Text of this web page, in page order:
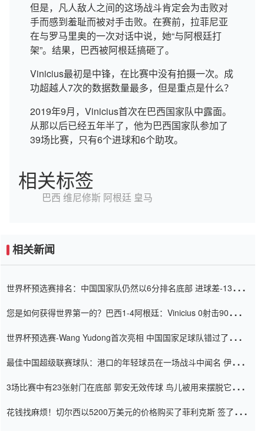
但是，凡人敌人之间的这场战斗肯定会为击败对
手而感到羞耻而被对手击败。在赛前，拉菲尼亚
在与罗马里奥的一次对话中说，她“与阿根廷打
架”。结果，巴西被阿根廷搞砸了。
Vinicius最初是中锋，在比赛中没有拍摄一次。成
功超越人7次的数据数量最多，但是重点是什么？
2019年9月，Vinicius首次在巴西国家队中露面。
从那以后已经五年半了，他为巴西国家队参加了
39场比赛，只有6个进球和6个助攻。
相关标签
巴西 维尼修斯 阿根廷 皇马
相关新闻
世界杯预选赛排名：中国国家队仍然以6分排名底部 进球差-13令人
您是如何获得世界第一的？巴西1-4阿根廷：Vinicius 0射击90分钟
世界杯预选赛-Wang Yudong首次亮相 中国国家足球队错过了世界
最佳中国超级联赛球队：港口的年轻球员在一场战斗中闻名 伊万放
3场比赛中有23张射门在底部 郭安无效传球 鸟儿被用来摆脱它
花钱找麻烦！切尔西以5200万美元的价格购买了菲利克斯 签了7年